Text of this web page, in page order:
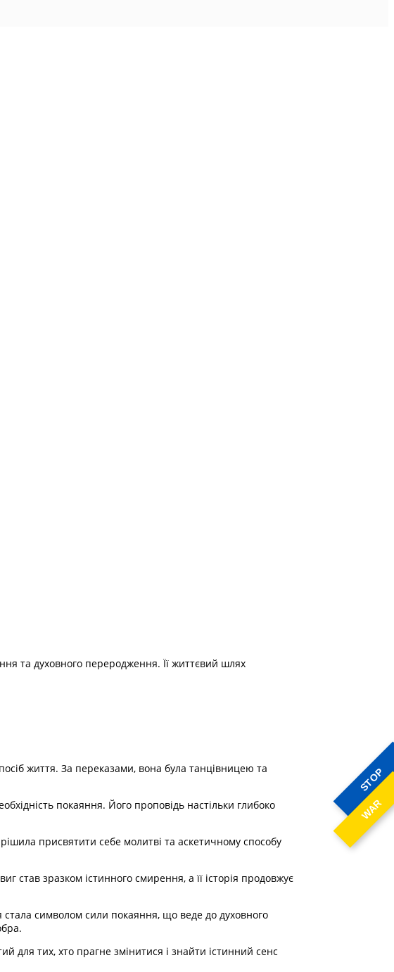
STOP
WAR
та духовного переродження. Її життєвий шлях
життя. За переказами, вона була танцівницею та
покаяння. Його проповідь настільки глибоко
присвятити себе молитві та аскетичному способу
став зразком істинного смирення, а її історія продовжує
стала символом сили покаяння, що веде до духовного
для тих, хто прагне змінитися і знайти істинний сенс